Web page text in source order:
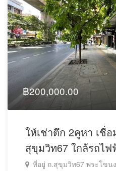
฿200,000.00
ให้เช่าตึก 2คูหา เชื่
สุขุมวิท67 ใกล้รถไ
ที่อยู่ ถ.สุขุมวิท67 พระโขน